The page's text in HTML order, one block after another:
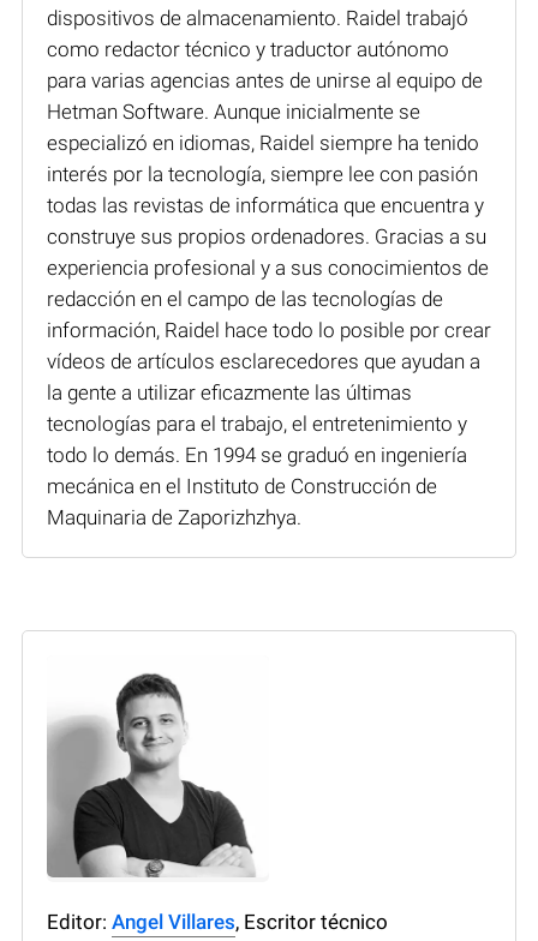
dispositivos de almacenamiento. Raidel trabajó
como redactor técnico y traductor autónomo
para varias agencias antes de unirse al equipo de
Hetman Software. Aunque inicialmente se
especializó en idiomas, Raidel siempre ha tenido
interés por la tecnología, siempre lee con pasión
todas las revistas de informática que encuentra y
construye sus propios ordenadores. Gracias a su
experiencia profesional y a sus conocimientos de
redacción en el campo de las tecnologías de
información, Raidel hace todo lo posible por crear
vídeos de artículos esclarecedores que ayudan a
la gente a utilizar eficazmente las últimas
tecnologías para el trabajo, el entretenimiento y
todo lo demás. En 1994 se graduó en ingeniería
mecánica en el Instituto de Construcción de
Maquinaria de Zaporizhzhya.
Editor: Angel Villares, Escritor técnico